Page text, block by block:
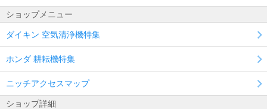
ショップメニュー
ダイキン 空気清浄機特集
ホンダ 耕耘機特集
ニッチアクセスマップ
ショップ詳細